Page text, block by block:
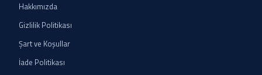
Hakkımızda
Gizlilik Politikası
Şart ve Koşullar
İade Politikası